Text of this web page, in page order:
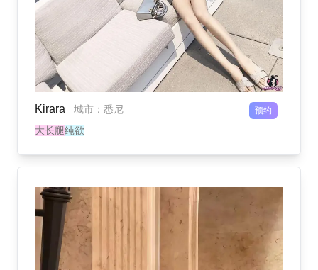
Kirara 城市 ： 悉尼 预约
大长腿纯欲